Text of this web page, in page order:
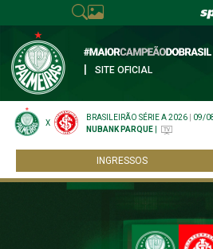
SITE OFICIAL
X
BRASILEIRÃO SÉRIE A 2026 09/
NUBANK PARQUE
INGRESSOS